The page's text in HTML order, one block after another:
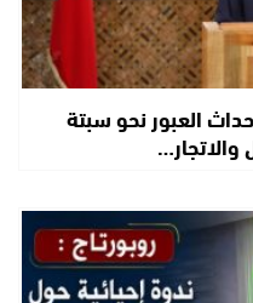
العبور نحو سبتة